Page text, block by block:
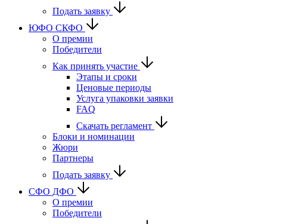
Подать заявку
ЮФО СКФО
О премии
Победители
Как принять участие
Этапы и сроки
Ценовые периоды
Услуга упаковки заявки
FAQ
Скачать регламент
Блоки и номинации
Жюри
Партнеры
Подать заявку
CФО ДФО
О премии
Победители